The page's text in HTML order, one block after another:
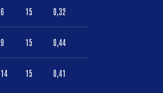
6 15 0,32
9 15 0,44
14 15 0,41